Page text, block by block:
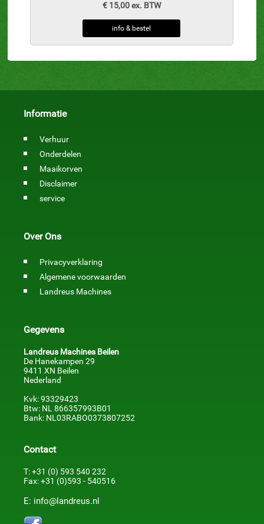
€ 15,00 ex. BTW
info & bestel
Informatie
Verhuur
Onderdelen
Maaikorven
Disclaimer
service
Over Ons
Privacyverklaring
Algemene voorwaarden
Landreus Machines
Gegevens
Landreus Machines Beilen
De Hanekampen 29
9411 XN Beilen
Nederland
Kvk: 93329423
Btw: NL 866357993B01
Bank: NL03RABO0373807252
Contact
T: +31 (0) 593 540 232
Fax: +31 (0)593 - 540516
E: info@landreus.nl